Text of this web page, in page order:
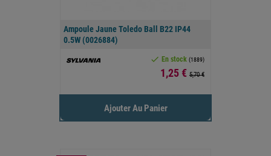
Ampoule Jaune Toledo Ball B22 IP44
0.5W (0026884)
 En stock (1889)
Prix
1,25 € 5,70 €
Ajouter Au Panier